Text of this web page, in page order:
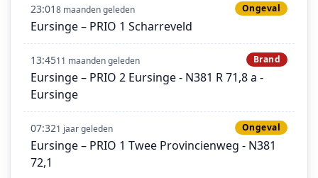
23:018 maanden geleden Ongeval
Eursinge – PRIO 1 Scharreveld
13:4511 maanden geleden Brand
Eursinge – PRIO 2 Eursinge - N381 R 71,8 a -
Eursinge
07:321 jaar geleden Ongeval
Eursinge – PRIO 1 Twee Provincienweg - N381
72,1